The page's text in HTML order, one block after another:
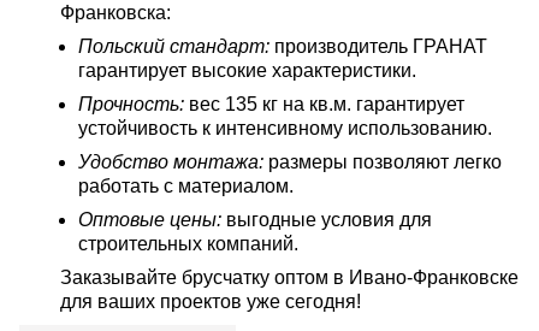
Франковска:
Польский стандарт: производитель ГРАНАТ
гарантирует высокие характеристики.
Прочность: вес 135 кг на кв.м. гарантирует
устойчивость к интенсивному использованию.
Удобство монтажа: размеры позволяют легко
работать с материалом.
Оптовые цены: выгодные условия для
строительных компаний.
Заказывайте брусчатку оптом в Ивано-Франковске
для ваших проектов уже сегодня!